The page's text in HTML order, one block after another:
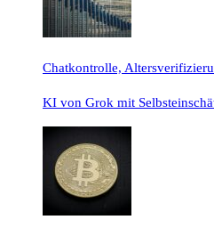
Chatkontrolle,
KI von Grok mit